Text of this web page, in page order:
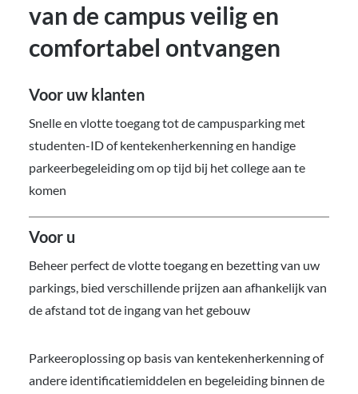
van de campus veilig en
comfortabel ontvangen
Voor uw klanten
Snelle en vlotte toegang tot de campusparking met
studenten-ID of kentekenherkenning en handige
parkeerbegeleiding om op tijd bij het college aan te
komen
Voor u
Beheer perfect de vlotte toegang en bezetting van uw
parkings, bied verschillende prijzen aan afhankelijk van
de afstand tot de ingang van het gebouw
Parkeeroplossing op basis van kentekenherkenning of
andere identificatiemiddelen en begeleiding binnen de